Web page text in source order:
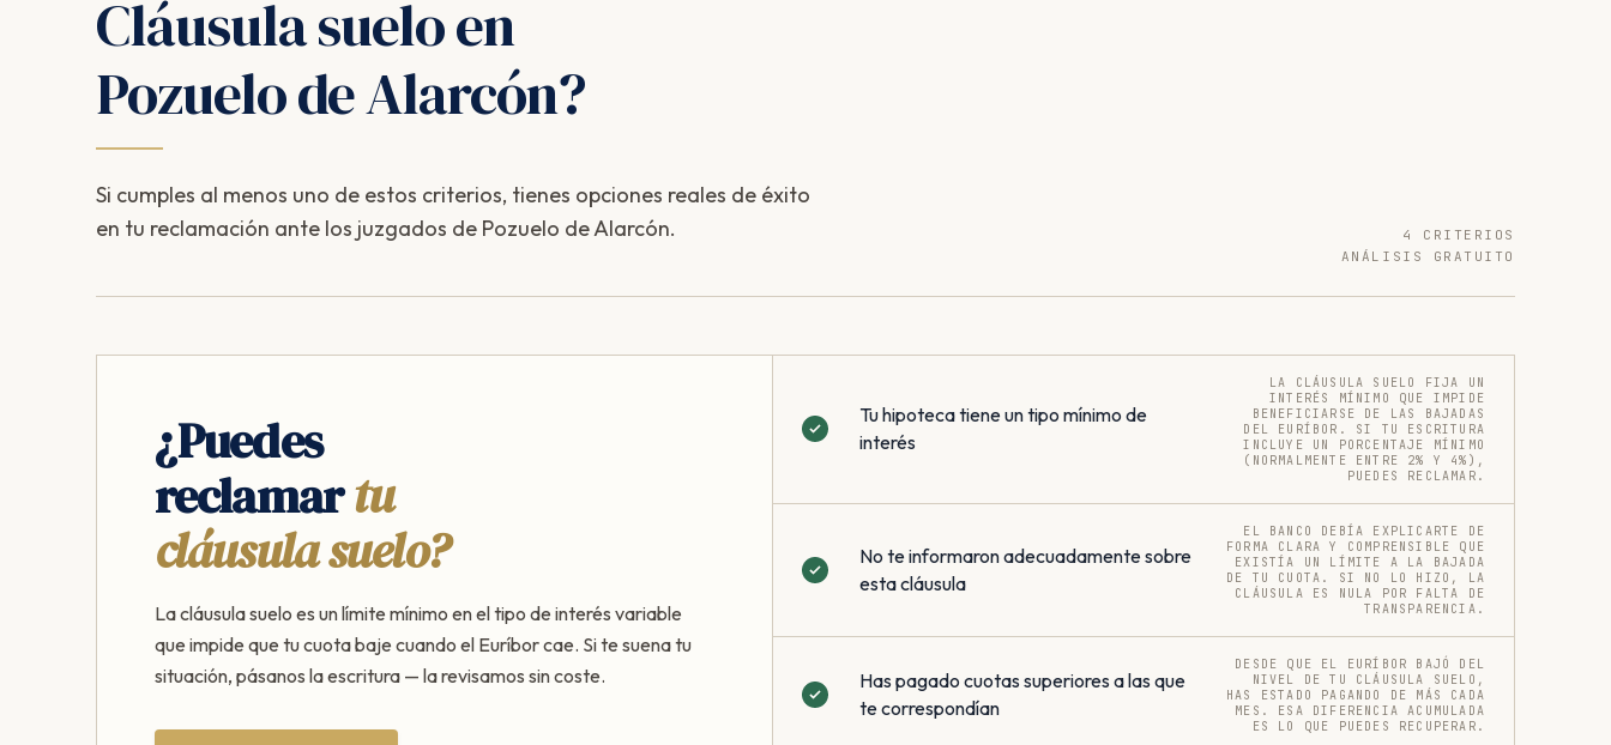
Cláusula suelo en
Pozuelo de Alarcón?
Si cumples al menos uno de estos criterios, tienes opciones reales de éxito
en tu reclamación ante los juzgados de Pozuelo de Alarcón.
4 CRITERIOS
ANÁLISIS GRATUITO
¿Puedes
reclamartu
cláusula suelo?
La cláusula suelo es un límite mínimo en el tipo de interés variable
que impide que tu cuota baje cuando el Euríbor cae. Si te suena tu
situación, pásanos la escritura — la revisamos sin coste.
Tu hipoteca tiene un tipo mínimo de
interés
LA CLÁUSULA SUELO FIJA UN
INTERÉS MÍNIMO QUE IMPIDE
BENEFICIARSE DE LAS BAJADAS
DEL EURÍBOR. SI TU ESCRITURA
INCLUYE UN PORCENTAJE MÍNIMO
(NORMALMENTE ENTRE 2% Y 4%),
PUEDES RECLAMAR.
No te informaron adecuadamente sobre
esta cláusula
EL BANCO DEBÍA EXPLICARTE DE
FORMA CLARA Y COMPRENSIBLE QUE
EXISTÍA UN LÍMITE A LA BAJADA
DE TU CUOTA. SI NO LO HIZO, LA
CLÁUSULA ES NULA POR FALTA DE
TRANSPARENCIA.
Has pagado cuotas superiores a las que
te correspondían
DESDE QUE EL EURÍBOR BAJÓ DEL
NIVEL DE TU CLÁUSULA SUELO,
HAS ESTADO PAGANDO DE MÁS CADA
MES. ESA DIFERENCIA ACUMULADA
ES LO QUE PUEDES RECUPERAR.